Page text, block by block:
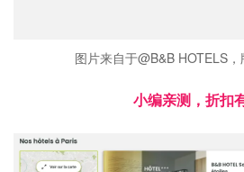
图片来自于@B&B HOTELS
小编亲测，折扣